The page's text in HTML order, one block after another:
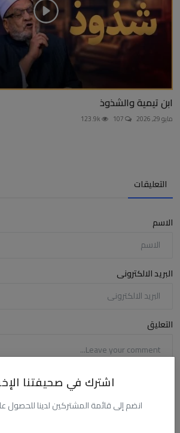
اشترك في صحيفتنا
انضم إلى قائمة المشتركين لدينا للحصول
ابن تيمية والشذوذ
مايو 29, 2026
التعليقات
الاسم
البريد الالكترونى
التعليق